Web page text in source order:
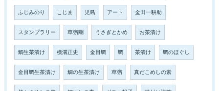
ふじみのり こじま 児島 アート 金田一耕助
スタンプラリー 草彅剛 うさぎとかめ お茶漬け
鯛生茶漬け 横溝正史 金目鯛 鯛 茶漬け 鯛のほぐし
金目鯛生茶漬け 鯛の生茶漬け 草彅 真だこめしの素